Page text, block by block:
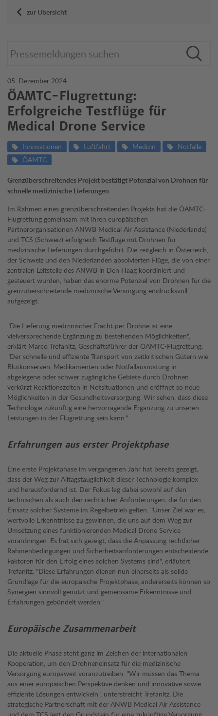
zur Übersicht
05. Dezember 2024
ÖAMTC-Flugrettung:
Erfolgreiche Testflüge für
Medical Drone Service
Innovationen Luftfahrt Medizin
Notfälle
ÖAMTC
Grenzüberschreitendes Projekt bestätigt Potenzial von Drohnen für
schnelle medizinische Lieferungen
Im Rahmen eines grenzüberschreitenden Projekts hat die ÖAMTC-
Flugrettung gemeinsam mit ihren europäischen
Partnerorganisationen ANWB Medical Air Assistance (Niederlande)
und TCS (Schweiz) erfolgreich Testflüge mit Drohnen für
medizinische Lieferungen durchgeführt. Die zeitgleich in Österreich,
der Schweiz und den Niederlanden absolvierten Flüge, die von einer
zentralen Leitstelle des ANWB in Den Haag koordiniert und
gesteuert wurden, haben das enorme Potenzial von Drohnen für die
grenzüberschreitende medizinische Versorgung eindrucksvoll
aufgezeigt.
"Die Lieferung medizinischer Fracht per Drohne ist eine
vielversprechende Ergänzung zu bestehenden Möglichkeiten",
erklärt Marco Trefanitz, Geschäftsführer der ÖAMTC-Flugrettung.
"Der schnelle und effiziente Transport von zeitkritischen Gütern wie
Blutkonserven, Medikamenten oder Notfallausrüstung in
abgelegene oder schwer zugängliche Gebiete durch Drohnen
verkürzt Reaktionszeiten in Notsituationen und eröffnet so neue
Möglichkeiten in der Gesundheitsversorgung. Wir sehen, dass diese
Technologie zukünftig eine hervorragende Ergänzung zu unseren
Leistungen in der Flugrettung sein kann."
Erfahrungen aus erster Projektphase
Eine erste Projektphase im vergangenen Jahr hat bereits gezeigt,
dass der Weg zur Alltagstauglichkeit dieser Technologie komplex
und herausfordernd ist. Der Fokus lag dabei sowohl auf den
technischen als auch den rechtlichen Anforderungen, die für den
Einsatz solcher Systeme im Regelbetrieb gelten. "Unser Ziel war es,
wertvolle Erkenntnisse zu gewinnen, die uns auf dem Weg zur
Umsetzung eines funktionierenden Medical Drone Service
voranbringen. Es hat sich gezeigt, dass die Anpassung rechtlicher
Rahmenbedingungen und Sicherheitsanforderungen entscheidende
Faktoren für den Erfolg eines solchen Systems sind", erläutert
Trefanitz. "Diese Erfahrungen dienen nun einerseits als solide
Grundlage für die europäische Projektphase, andererseits können so
Synergien sinnvoll genutzt und gemeinsame Erkenntnisse und
Erfahrungen gebündelt werden."
Europäische Zusammenarbeit
Die aktuelle Phase steht ganz im Zeichen der internationalen
Kooperation, um den Drohneneinsatz für die medizinische
Versorgung europaweit voranzutreiben. "Wir müssen das Thema
aus einer europäischen Perspektive denken und innovative sowie
effiziente Lösungen entwickeln", unterstreicht Trefanitz. Die
strategische Partnerschaft mit der ANWB Medical Air Assistance